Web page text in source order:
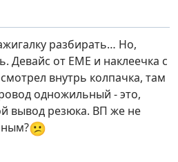
разбирать… Но,
Девайс от EME и наклеечка с
внутрь колпачка, там
одножильный - это,
вывод резюка. ВП же не
😕